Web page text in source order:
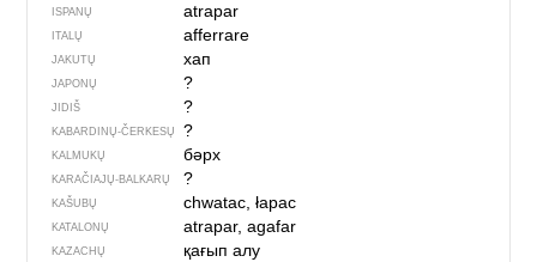
ISPANŲ atrapar
ITALŲ afferrare
JAKUTŲ хап
JAPONŲ ?
JIDIŠ ?
KABARDINŲ-ČERKESŲ ?
KALMUKŲ бәрх
KARAČIAJŲ-BALKARŲ ?
KAŠUBŲ chwatac, łapac
KATALONŲ atrapar, agafar
KAZACHŲ қағып алу